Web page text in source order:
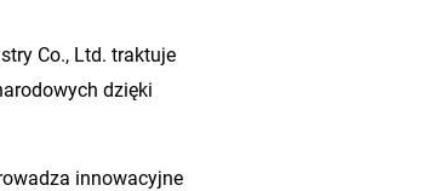
Co., Ltd. traktuje
dzięki
innowacyjne